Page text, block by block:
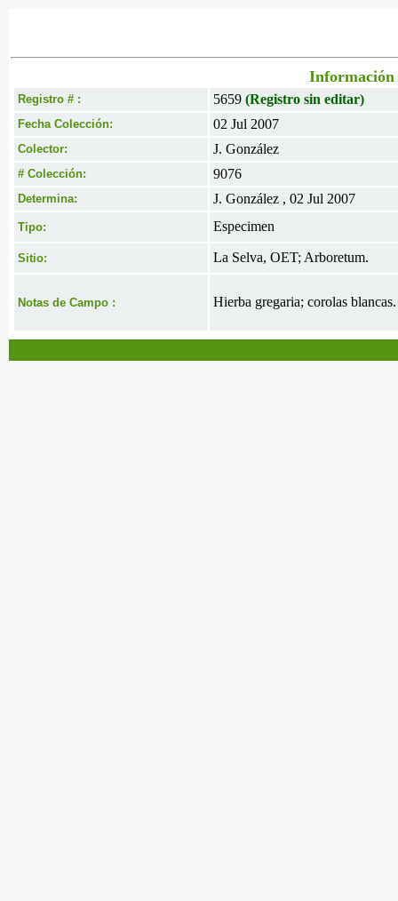
Información
Registro # : 5659 (Registro sin editar)
Fecha Colección: 02 Jul 2007
Colector: J. González
# Colección: 9076
Determina: J. González , 02 Jul 2007
Tipo: Especimen
Sitio: La Selva, OET; Arboretum.
Notas de Campo : Hierba gregaria; corolas blancas.